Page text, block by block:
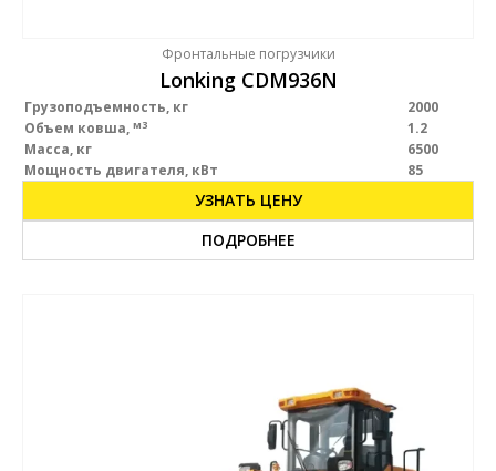
Фронтальные погрузчики
Lonking CDM936N
Грузоподъемность, кг
2000
Объем ковша, м3
1.2
Масса, кг
6500
Мощность двигателя, кВт
85
УЗНАТЬ ЦЕНУ
ПОДРОБНЕЕ